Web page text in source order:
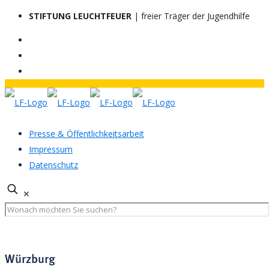
STIFTUNG LEUCHTFEUER | freier Träger der Jugendhilfe
Presse & Öffentlichkeitsarbeit
Impressum
Datenschutz
✕
Würzburg